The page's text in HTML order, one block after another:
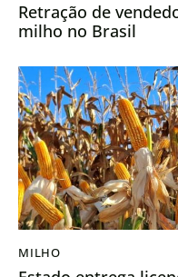
Retração de
milho no Brasil
MILHO